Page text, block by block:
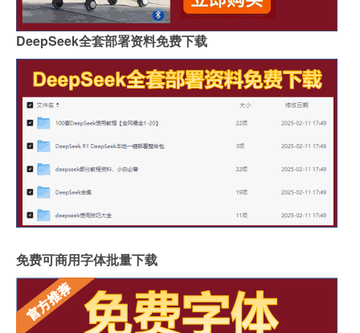
DeepSeek全套部署资料免费下载
免费可商用字体批量下载